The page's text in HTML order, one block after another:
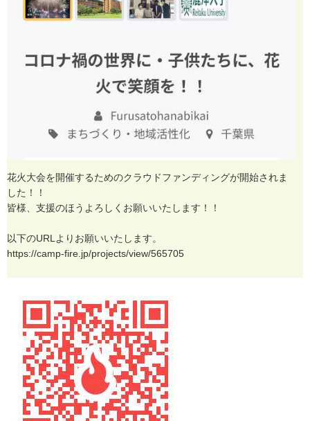
花火大会を開催するためのクラウ ドフ ァンディ ングが開始されま
した ！
！
皆様 支援のほう よ ろ し く お願いいた し ます ！ ！
以下のURL よ り お願いいた し ます。
https://camp-fire jp/projects/view/565705